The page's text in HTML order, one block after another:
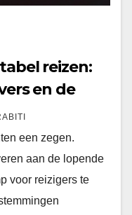
reizen:
en de
boord
een zegen.
aan de lopende
voor reizigers te